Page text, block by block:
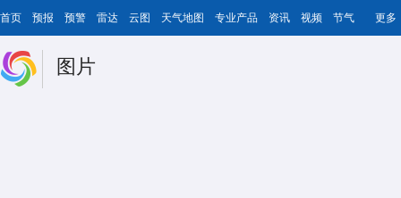
首页 预报 预警 雷达 云图 天气地图 专业产品 资讯 视频 节气 更多
图片